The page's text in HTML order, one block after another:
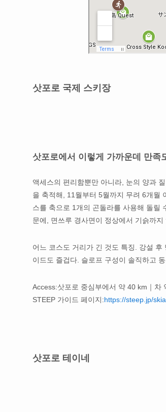
삿포로 국제 스키장
삿포로에서 이렇게 가까운데 만족
액세스의 편리함뿐만 아니라, 눈의 양과
을 축적해, 11월부터 5월까지 무려 6개월
스를 축으로 1개의 곤돌라를 사용해 돌릴
문에, 면쓰루 경사면이 정상에서 기슭까
어느 코스도 거리가 긴 것도 특징. 강설
이드도 즐겁다. 슬로프 구성이 솔직하고
Access:삿포로 중심부에서 약 40 km｜차
STEEP 가이드 페이지:https://steep.jp/
삿포로 테이네